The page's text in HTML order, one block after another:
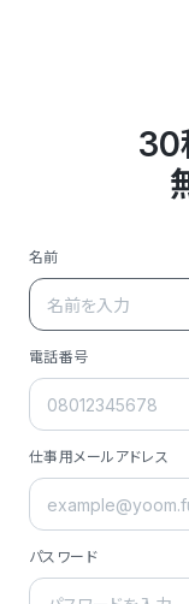
30
名前
電話番号
仕事用メールアドレス
パスワード